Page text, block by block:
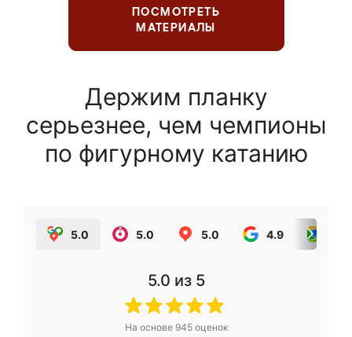
ПОСМОТРЕТЬ
МАТЕРИАЛЫ
Держим планку
серьезнее, чем чемпионы
по фигурному катанию
5.0 5.0 5.0 4.9
5.0 из 5
На основе 945оценок